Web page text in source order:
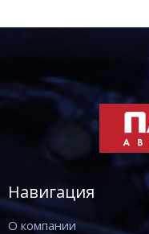
Навигация
О компании